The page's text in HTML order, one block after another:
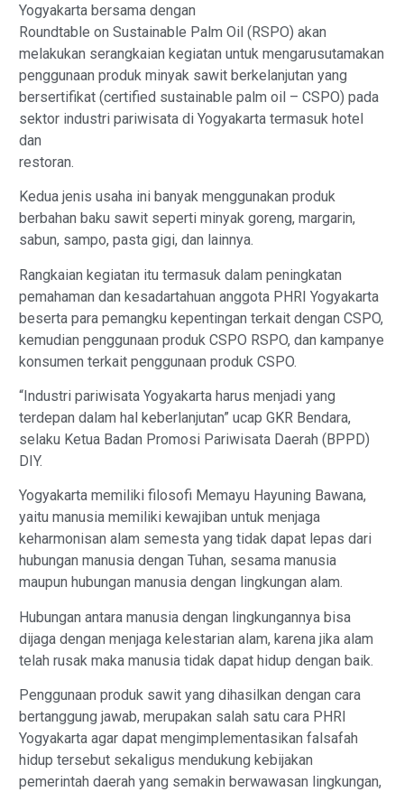
Yogyakarta bersama dengan
Roundtable on Sustainable Palm Oil (RSPO) akan
melakukan serangkaian kegiatan untuk mengarusutamakan
penggunaan produk minyak sawit berkelanjutan yang
bersertifikat (certified sustainable palm oil – CSPO) pada
sektor industri pariwisata di Yogyakarta termasuk hotel
dan
restoran.
Kedua jenis usaha ini banyak menggunakan produk
berbahan baku sawit seperti minyak goreng, margarin,
sabun, sampo, pasta gigi, dan lainnya.
Rangkaian kegiatan itu termasuk dalam peningkatan
pemahaman dan kesadartahuan anggota PHRI Yogyakarta
beserta para pemangku kepentingan terkait dengan CSPO,
kemudian penggunaan produk CSPO RSPO, dan kampanye
konsumen terkait penggunaan produk CSPO.
“Industri pariwisata Yogyakarta harus menjadi yang
terdepan dalam hal keberlanjutan” ucap GKR Bendara,
selaku Ketua Badan Promosi Pariwisata Daerah (BPPD)
DIY.
Yogyakarta memiliki filosofi Memayu Hayuning Bawana,
yaitu manusia memiliki kewajiban untuk menjaga
keharmonisan alam semesta yang tidak dapat lepas dari
hubungan manusia dengan Tuhan, sesama manusia
maupun hubungan manusia dengan lingkungan alam.
Hubungan antara manusia dengan lingkungannya bisa
dijaga dengan menjaga kelestarian alam, karena jika alam
telah rusak maka manusia tidak dapat hidup dengan baik.
Penggunaan produk sawit yang dihasilkan dengan cara
bertanggung jawab, merupakan salah satu cara PHRI
Yogyakarta agar dapat mengimplementasikan falsafah
hidup tersebut sekaligus mendukung kebijakan
pemerintah daerah yang semakin berwawasan lingkungan,